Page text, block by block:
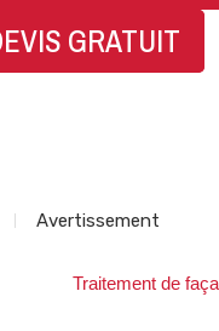
GRATUIT
Avertissement
Traitement de